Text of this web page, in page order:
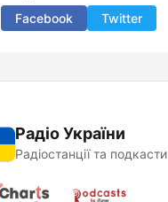
Facebook Twitter
Радіо України
Радіостанції та подкасти